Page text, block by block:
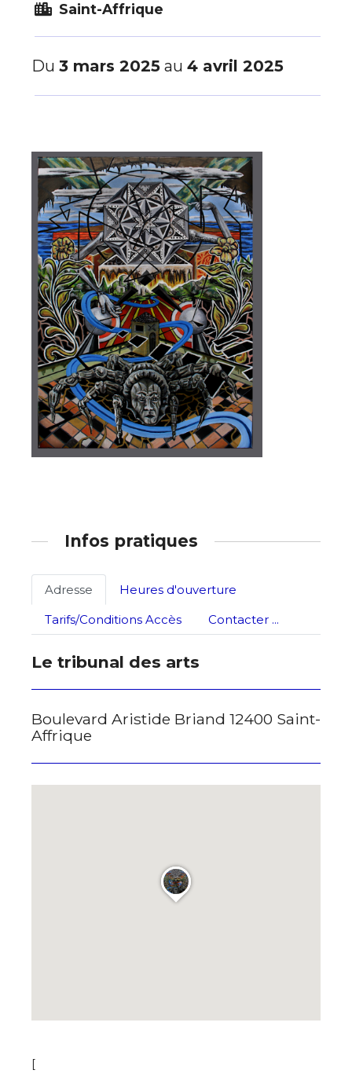
Nom
Prénom
J'accepte les
Adresse email*
Saint-Affrique
Du 3 mars 2025 au 4 avril 2025
Infos pratiques
Adresse
Heures d'ouverture
Tarifs/Conditions Accès
Contacter ...
Le tribunal des arts
Boulevard Aristide Briand 12400 Saint-
Affrique
[